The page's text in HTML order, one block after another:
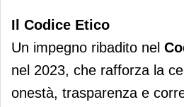
Il Codice Etico
Un impegno ribadito nel
nel 2023, che rafforza la
onestà, trasparenza e